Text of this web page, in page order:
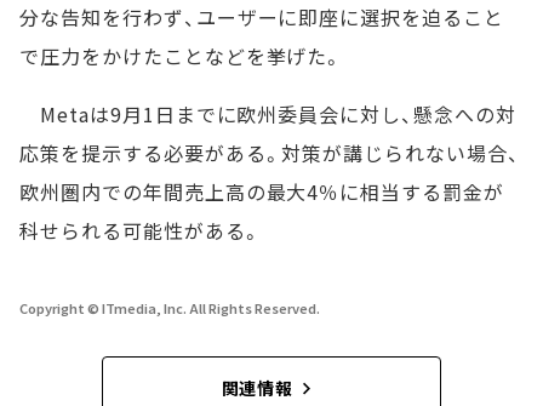
分な告知を行わず、ユーザーに即座に選択を迫ること
で圧力をかけたことなどを挙げた。
Metaは9月1日までに欧州委員会に対し、懸念への対
応策を提示する必要がある。対策が講じられない場合、
欧州圏内での年間売上高の最大4％に相当する罰金が
科せられる可能性がある。
Copyright © ITmedia, Inc. All Rights Reserved.
関連情報